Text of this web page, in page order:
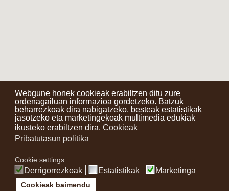
Webgune honek cookieak erabiltzen ditu zure
ordenagailuan informazioa gordetzeko. Batzuk
beharrezkoak dira nabigatzeko, besteak estatistikak
jasotzeko eta marketingekoak multimedia edukiak
ikusteko erabiltzen dira. Cookieak
Pribatutasun politika
Cookie settings:
Derrigorrezkoak Estatistikak Marketinga
Cookieak baimendu
Kontaktuak Erabilera baldintzak Lege oharra
Berriak
Zure iritzia